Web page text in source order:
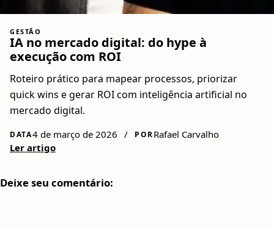
GESTÃO
IA no mercado digital: do hype à
execução com ROI
Roteiro prático para mapear processos, priorizar
quick wins e gerar ROI com inteligência artificial no
mercado digital.
DATA4 de março de 2026 / PORRafael Carvalho
Ler artigo
Deixe seu comentário: